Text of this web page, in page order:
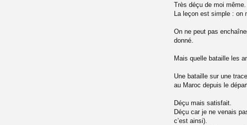
Très déçu de moi même.
La leçon est simple :
On ne peut pas
donné.
Mais quelle bataille les
Une bataille sur une
au Maroc depuis le
Déçu mais satisfait.
Déçu car je ne venais
c’est ainsi).